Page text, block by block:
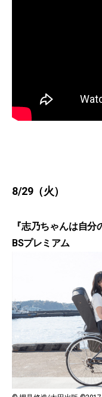
8/29（火）
『志乃ちゃんは自
BSプレミアム